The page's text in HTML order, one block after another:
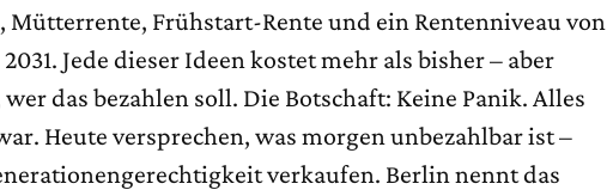
Frühstart-Rente und ein Rentenniveau von
Jede dieser Ideen kostet mehr als bisher – aber
das bezahlen soll. Die Botschaft: Keine Panik. Alles
Heute versprechen, was morgen unbezahlbar ist –
verkaufen. Berlin nennt das